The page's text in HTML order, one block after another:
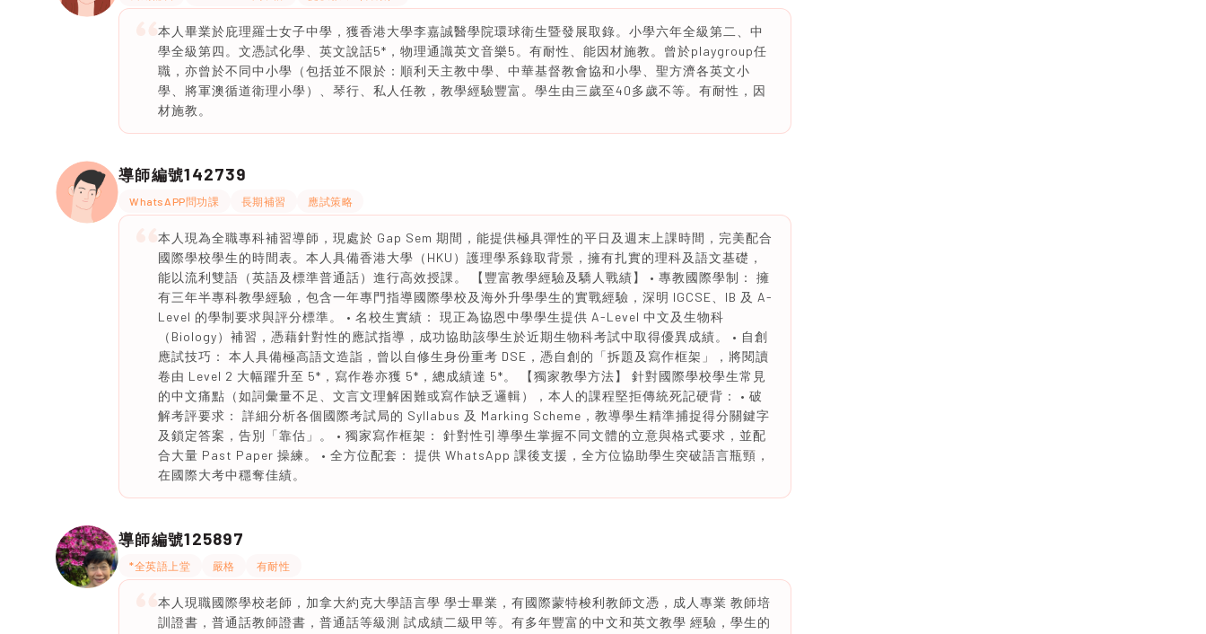
本人畢業於庇理羅士女子中學，獲香港大學李嘉誠醫學院環球衛生暨發展取錄。小學六年全級第二、中
學全級第四。文憑試化學、英文說話5*，物理通識英文音樂5。有耐性、能因材施教。曾於playgroup任
職，亦曾於不同中小學（包括並不限於：順利天主教中學、中華基督教會協和小學、聖方濟各英文小
學、將軍澳循道衛理小學）、琴行、私人任教，教學經驗豐富。學生由三歲至40多歲不等。有耐性，因
材施教。
導師編號142739
WhatsAPP問功課 長期補習 應試策略
本人現為全職專科補習導師，現處於 Gap Sem 期間，能提供極具彈性的平日及週末上課時間，完美配合
國際學校學生的時間表。本人具備香港大學（HKU）護理學系錄取背景，擁有扎實的理科及語文基礎，
能以流利雙語（英語及標準普通話）進行高效授課。 【豐富教學經驗及驕人戰績】 • 專教國際學制： 擁
有三年半專科教學經驗，包含一年專門指導國際學校及海外升學學生的實戰經驗，深明 IGCSE、IB 及 A-
Level 的學制要求與評分標準。 • 名校生實績： 現正為協恩中學學生提供 A-Level 中文及生物科
（Biology）補習，憑藉針對性的應試指導，成功協助該學生於近期生物科考試中取得優異成績。 • 自創
應試技巧： 本人具備極高語文造詣，曾以自修生身份重考 DSE，憑自創的「拆題及寫作框架」，將閱讀
卷由 Level 2 大幅躍升至 5*，寫作卷亦獲 5*，總成績達 5*。 【獨家教學方法】 針對國際學校學生常見
的中文痛點（如詞彙量不足、文言文理解困難或寫作缺乏邏輯），本人的課程堅拒傳統死記硬背： • 破
解考評要求： 詳細分析各個國際考試局的 Syllabus 及 Marking Scheme，教導學生精準捕捉得分關鍵字
及鎖定答案，告別「靠估」。 • 獨家寫作框架： 針對性引導學生掌握不同文體的立意與格式要求，並配
合大量 Past Paper 操練。 • 全方位配套： 提供 WhatsApp 課後支援，全方位協助學生突破語言瓶頸，
在國際大考中穩奪佳績。
導師編號125897
*全英語上堂 嚴格 有耐性
本人現職國際學校老師，加拿大約克大學語言學 學士畢業，有國際蒙特梭利教師文憑，成人專業 教師培
訓證書，普通話教師證書，普通話等級測 試成績二級甲等。有多年豐富的中文和英文教學 經驗，學生的